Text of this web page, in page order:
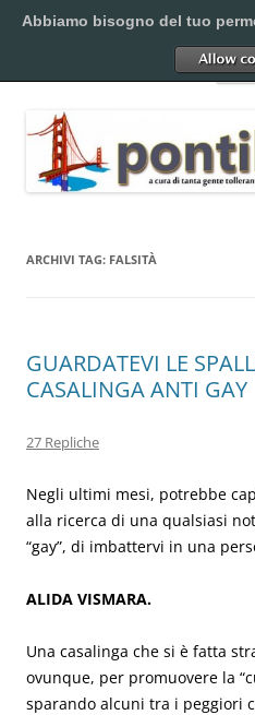
al
Pontilex
ARCHIVI TAG: FALSITÀ
GUARDATEVI LE
CASALINGA ANTI GAY
27 Repliche
Negli ultimi mesi, potrebbe
alla ricerca di una qualsiasi
“gay”, di imbattervi in una
ALIDA VISMARA.
Una casalinga che si è fatta
ovunque, per promuovere la
sparando alcuni tra i peggiori
Abbiamo bisogno del tuo